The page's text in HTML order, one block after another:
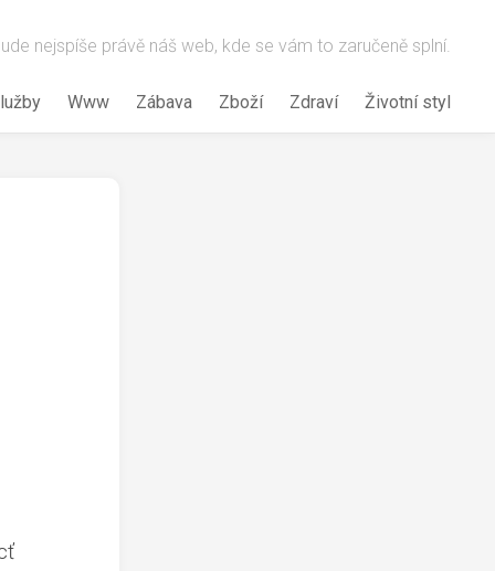
nejspíše právě náš web, kde se vám to zaručeně splní.
Www Zábava Zboží Zdraví Životní styl